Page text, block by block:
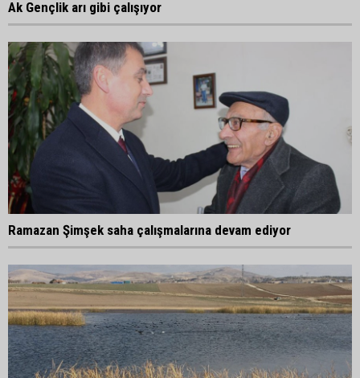
Ak Gençlik arı gibi çalışıyor
Ramazan Şimşek saha çalışmalarına devam ediyor